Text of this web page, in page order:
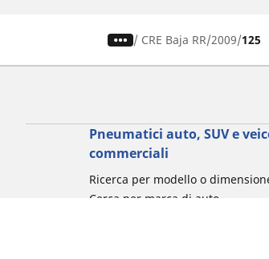
/ CRE Baja RR 2009 125
Pneumatici auto, SUV e
commerciali
Ricerca per modello o
Cerca per marca di auto